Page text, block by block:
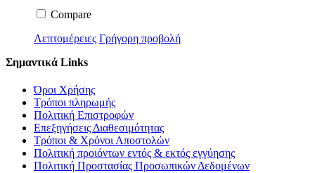
Compare
Λεπτομέρειες Γρήγορη προβολή
Σημαντικά Links
Όροι Χρήσης
Τρόποι πληρωμής
Πολιτική Επιστροφών
Επεξηγήσεις Διαθεσιμότητας
Τρόποι & Χρόνοι Αποστολών
Πολιτική προιόντων εντός & εκτός εγγύησης
Πολιτική Προστασίας Προσωπικών Δεδομένων